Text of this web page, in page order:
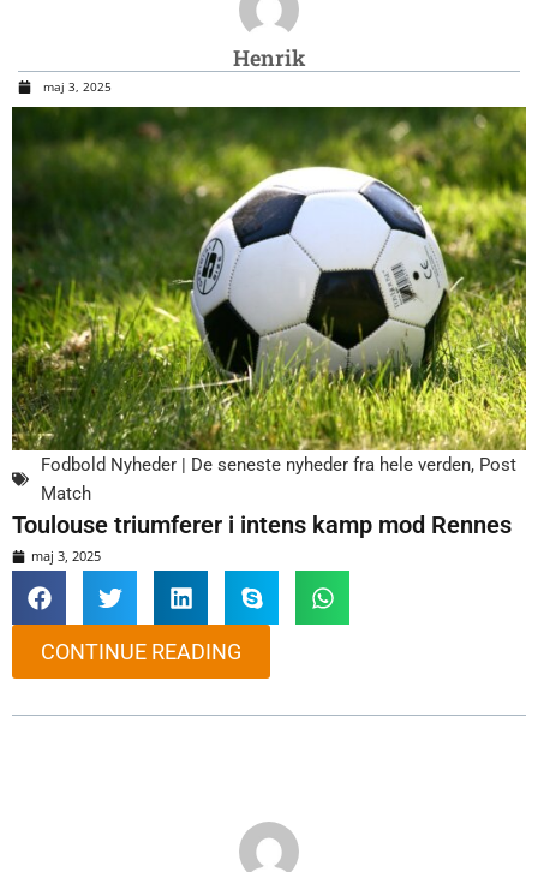
Henrik
maj 3, 2025
Fodbold Nyheder | De seneste nyheder fra hele verden, Post
Match
Toulouse triumferer i intens kamp mod Rennes
maj 3, 2025
CONTINUE READING